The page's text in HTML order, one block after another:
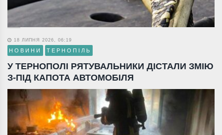
18 ЛИПНЯ 2026, 06:19
НОВИНИ ТЕРНОПІЛЬ
У ТЕРНОПОЛІ РЯТУВАЛЬНИКИ ДІСТАЛИ ЗМІЮ
З-ПІД КАПОТА АВТОМОБІЛЯ